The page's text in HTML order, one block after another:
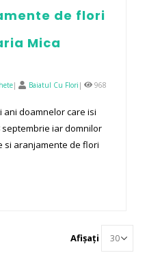
de flori
Mica
| Baiatul Cu Flori | 968
ani doamnelor care isi
iar domnilor
si aranjamente de flori
Afișați